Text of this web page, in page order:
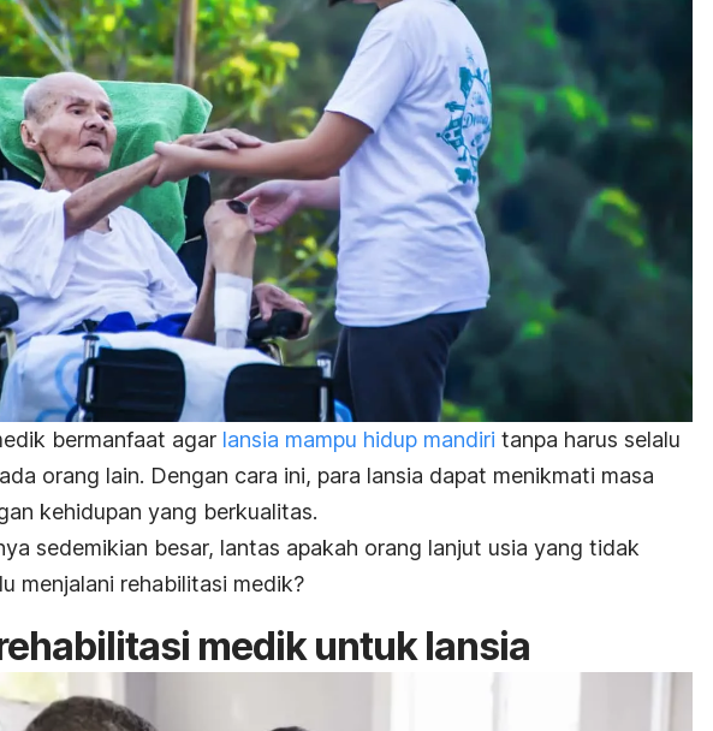
bermanfaat agar lansia mampu hidup mandiri tanpa harus selalu
orang lain. Dengan cara ini, para lansia dapat menikmati masa
kehidupan yang berkualitas.
sedemikian besar, lantas apakah orang lanjut usia yang tidak
menjalani rehabilitasi medik?
medik untuk lansia